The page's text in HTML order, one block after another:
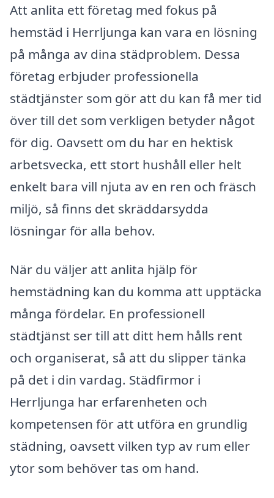
Att anlita ett företag med fokus på
hemstäd i Herrljunga kan vara en lösning
på många av dina städproblem. Dessa
företag erbjuder professionella
städtjänster som gör att du kan få mer tid
över till det som verkligen betyder något
för dig. Oavsett om du har en hektisk
arbetsvecka, ett stort hushåll eller helt
enkelt bara vill njuta av en ren och fräsch
miljö, så finns det skräddarsydda
lösningar för alla behov.
När du väljer att anlita hjälp för
hemstädning kan du komma att upptäcka
många fördelar. En professionell
städtjänst ser till att ditt hem hålls rent
och organiserat, så att du slipper tänka
på det i din vardag. Städfirmor i
Herrljunga har erfarenheten och
kompetensen för att utföra en grundlig
städning, oavsett vilken typ av rum eller
ytor som behöver tas om hand.